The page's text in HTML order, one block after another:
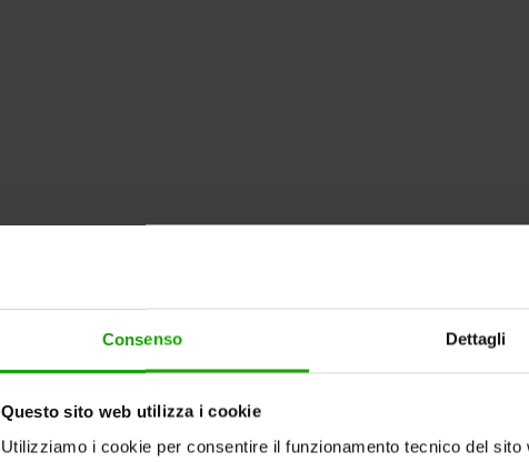
Consenso Dettagli
Questo sito web utilizza i cookie
Utilizziamo i cookie per consentire il funzionamento tecnico del